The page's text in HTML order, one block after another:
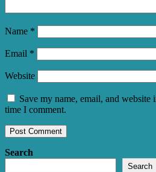
Name *
Email *
Website
Save my name, email, and
time I comment.
Search
Search